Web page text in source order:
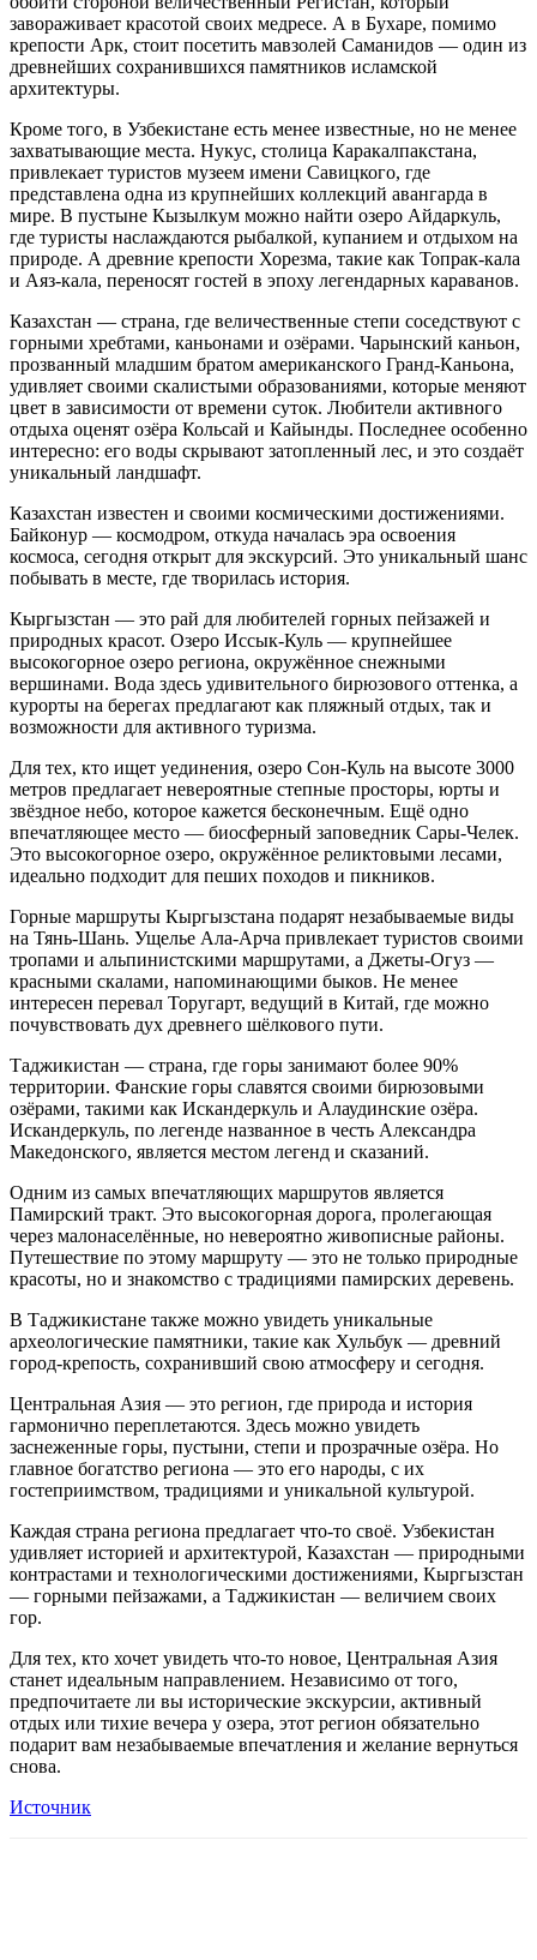
завораживает красотой своих медресе. А в Бухаре, помимо
крепости Арк, стоит посетить мавзолей Саманидов — один из
древнейших сохранившихся памятников исламской
архитектуры.
Кроме того, в Узбекистане есть менее известные, но не менее
захватывающие места. Нукус, столица Каракалпакстана,
привлекает туристов музеем имени Савицкого, где
представлена одна из крупнейших коллекций авангарда в
мире. В пустыне Кызылкум можно найти озеро Айдаркуль,
где туристы наслаждаются рыбалкой, купанием и отдыхом на
природе. А древние крепости Хорезма, такие как Топрак-кала
и Аяз-кала, переносят гостей в эпоху легендарных караванов.
Казахстан — страна, где величественные степи соседствуют с
горными хребтами, каньонами и озёрами. Чарынский каньон,
прозванный младшим братом американского Гранд-Каньона,
удивляет своими скалистыми образованиями, которые меняют
цвет в зависимости от времени суток. Любители активного
отдыха оценят озёра Кольсай и Кайынды. Последнее особенно
интересно: его воды скрывают затопленный лес, и это создаёт
уникальный ландшафт.
Казахстан известен и своими космическими достижениями.
Байконур — космодром, откуда началась эра освоения
космоса, сегодня открыт для экскурсий. Это уникальный шанс
побывать в месте, где творилась история.
Кыргызстан — это рай для любителей горных пейзажей и
природных красот. Озеро Иссык-Куль — крупнейшее
высокогорное озеро региона, окружённое снежными
вершинами. Вода здесь удивительного бирюзового оттенка, а
курорты на берегах предлагают как пляжный отдых, так и
возможности для активного туризма.
Для тех, кто ищет уединения, озеро Сон-Куль на высоте 3000
метров предлагает невероятные степные просторы, юрты и
звёздное небо, которое кажется бесконечным. Ещё одно
впечатляющее место — биосферный заповедник Сары-Челек.
Это высокогорное озеро, окружённое реликтовыми лесами,
идеально подходит для пеших походов и пикников.
Горные маршруты Кыргызстана подарят незабываемые виды
на Тянь-Шань. Ущелье Ала-Арча привлекает туристов своими
тропами и альпинистскими маршрутами, а Джеты-Огуз —
красными скалами, напоминающими быков. Не менее
интересен перевал Торугарт, ведущий в Китай, где можно
почувствовать дух древнего шёлкового пути.
Таджикистан — страна, где горы занимают более 90%
территории. Фанские горы славятся своими бирюзовыми
озёрами, такими как Искандеркуль и Алаудинские озёра.
Искандеркуль, по легенде названное в честь Александра
Македонского, является местом легенд и сказаний.
Одним из самых впечатляющих маршрутов является
Памирский тракт. Это высокогорная дорога, пролегающая
через малонаселённые, но невероятно живописные районы.
Путешествие по этому маршруту — это не только природные
красоты, но и знакомство с традициями памирских деревень.
В Таджикистане также можно увидеть уникальные
археологические памятники, такие как Хульбук — древний
город-крепость, сохранивший свою атмосферу и сегодня.
Центральная Азия — это регион, где природа и история
гармонично переплетаются. Здесь можно увидеть
заснеженные горы, пустыни, степи и прозрачные озёра. Но
главное богатство региона — это его народы, с их
гостеприимством, традициями и уникальной культурой.
Каждая страна региона предлагает что-то своё. Узбекистан
удивляет историей и архитектурой, Казахстан — природными
контрастами и технологическими достижениями, Кыргызстан
— горными пейзажами, а Таджикистан — величием своих
гор.
Для тех, кто хочет увидеть что-то новое, Центральная Азия
станет идеальным направлением. Независимо от того,
предпочитаете ли вы исторические экскурсии, активный
отдых или тихие вечера у озера, этот регион обязательно
подарит вам незабываемые впечатления и желание вернуться
снова.
Источник